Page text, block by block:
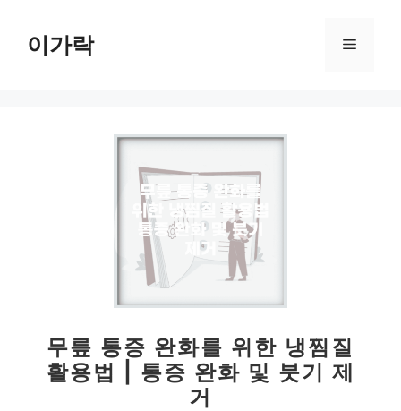
이가락 메
무릎 통증 완화를 위한 냉찜질
활용법 | 통증 완화 및 붓기 제
거